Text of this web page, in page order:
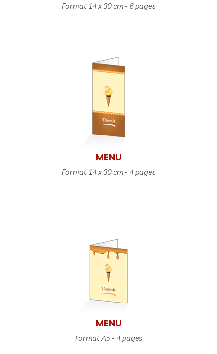
Format 14 x 30 cm - 6 pages
MENU
Format 14 x 30 cm - 4 pages
MENU
Format A5 - 4 pages